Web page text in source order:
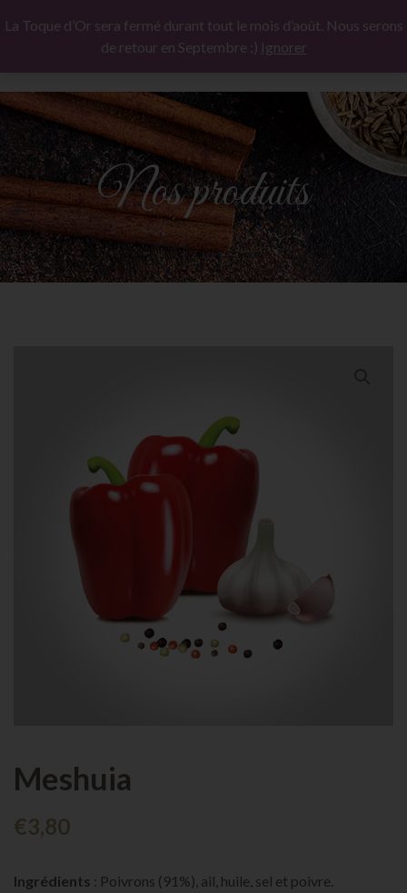
Nos produits
Meshuia
€3,80
Ingrédients : Poivrons (91%), ail, huile, sel et poivre.
La Toque d’Or sera fermé durant tout le mois d’août. Nous serons
de retour en Septembre ;) Ignorer